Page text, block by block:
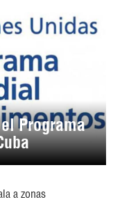
Programa
a zonas